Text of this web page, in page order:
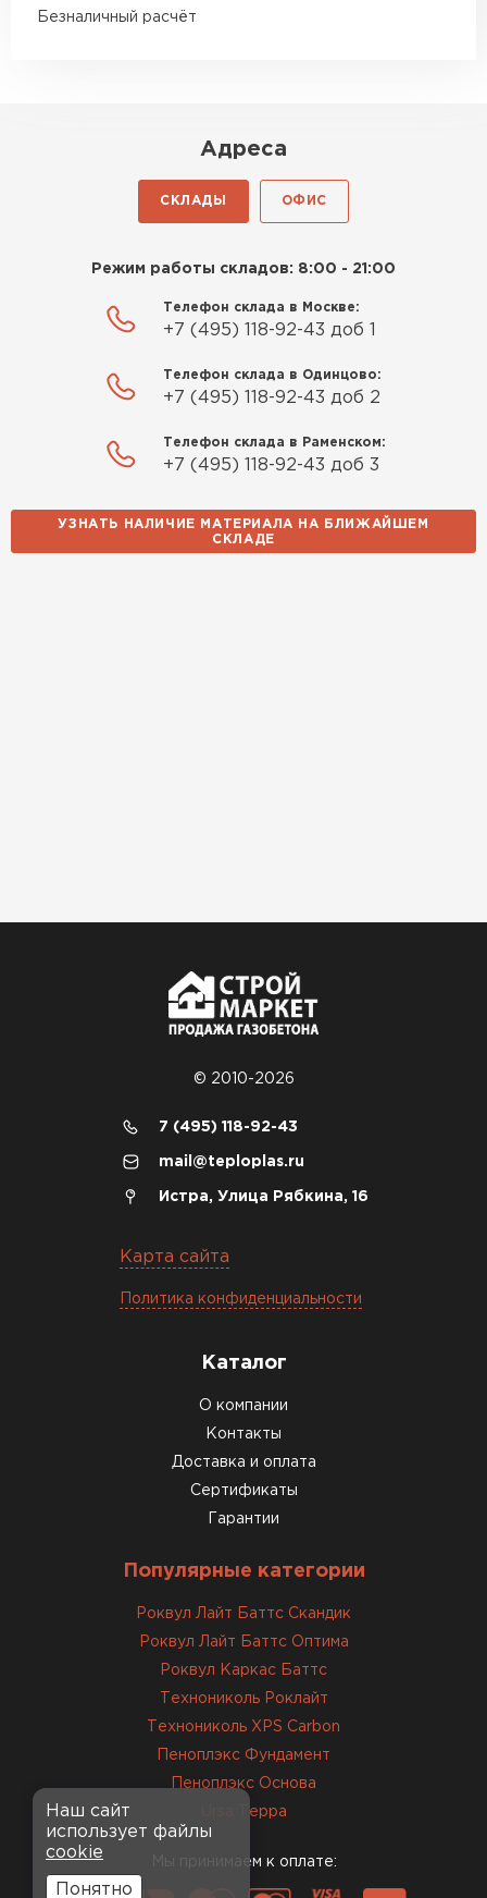
Безналичный расчёт
Адреса
СКЛАДЫ ОФИС
Режим работы складов: 8:00 - 21:00
Телефон склада в Москве:
+7 (495) 118-92-43 доб 1
Телефон склада в Одинцово:
+7 (495) 118-92-43 доб 2
Телефон склада в Раменском:
+7 (495) 118-92-43 доб 3
УЗНАТЬ НАЛИЧИЕ МАТЕРИАЛА НА БЛИЖАЙШЕМ
СКЛАДЕ
© 2010-2026
7 (495) 118-92-43
mail@teploplas.ru
Истра, Улица Рябкина, 16
Карта сайта
Политика конфиденциальности
Каталог
О компании
Контакты
Доставка и оплата
Сертификаты
Гарантии
Популярные категории
Роквул Лайт Баттс Скандик
Роквул Лайт Баттс Оптима
Роквул Каркас Баттс
Технониколь Роклайт
Технониколь XPS Carbon
Пеноплэкс Фундамент
Пеноплэкс Основа
Ursa Терра
Мы принимаем к оплате:
ПЕРЕЙТИ
Утеплитель Baswool
ПЕРЕЙТИ
Утеплитель Izolife
ПЕРЕЙТИ
Наш сайт
использует файлы
cookie
Понятно